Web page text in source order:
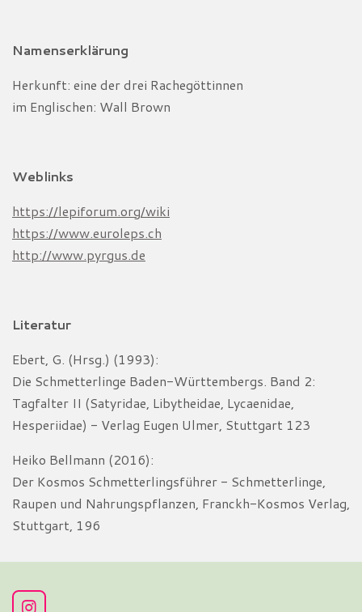
Namenserklärung
Herkunft: eine der drei Rachegöttinnen
im Englischen: Wall Brown
Weblinks
https://lepiforum.org/wiki
https://www.euroleps.ch
http://www.pyrgus.de
Literatur
Ebert, G. (Hrsg.) (1993):
Die Schmetterlinge Baden-Württembergs. Band 2:
Tagfalter II (Satyridae, Libytheidae, Lycaenidae,
Hesperiidae) - Verlag Eugen Ulmer, Stuttgart 123
Heiko Bellmann (2016):
Der Kosmos Schmetterlingsführer - Schmetterlinge,
Raupen und Nahrungspflanzen, Franckh-Kosmos Verlag,
Stuttgart, 196